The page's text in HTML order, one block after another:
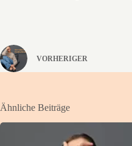
VORHERIGER
Ähnliche Beiträge